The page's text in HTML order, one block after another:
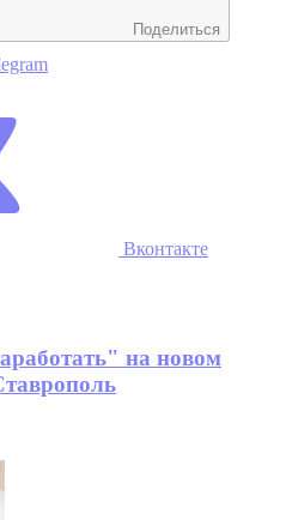
Поделиться
Вконтакте
на новом